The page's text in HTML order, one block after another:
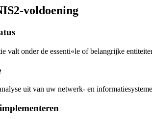
voldoening
valt onder de essenti«le of belangrijke
uit van uw netwerk- en